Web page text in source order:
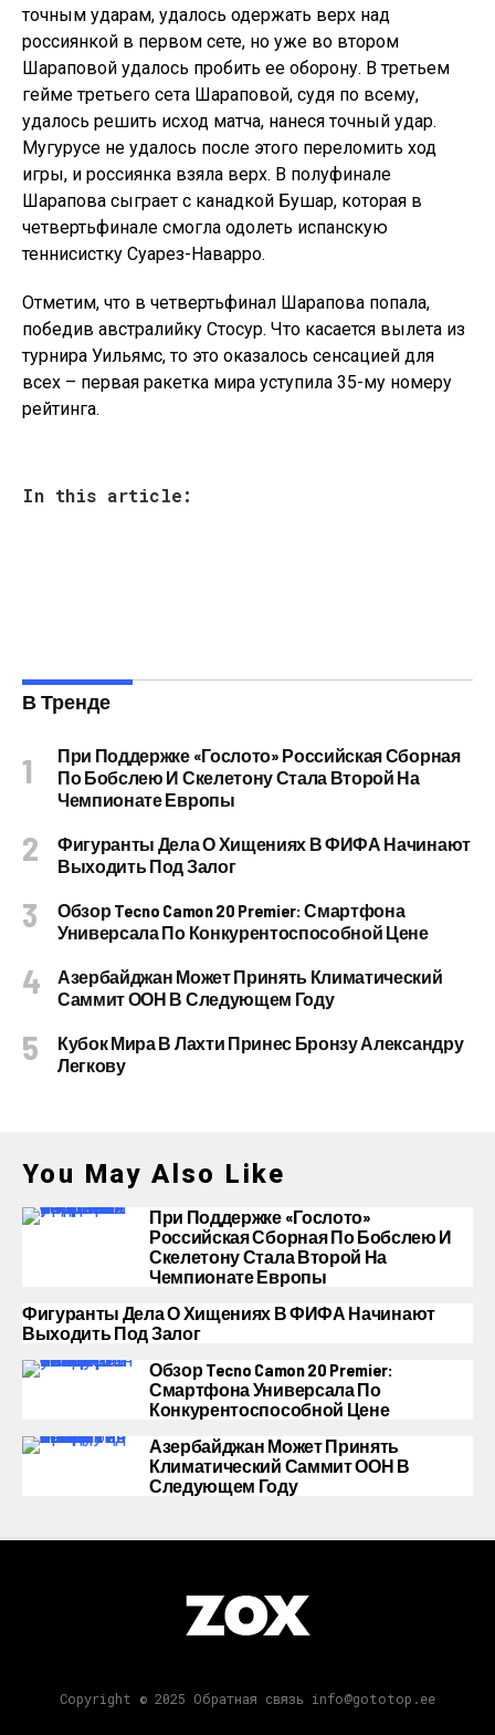
точным ударам, удалось одержать верх над
россиянкой в первом сете, но уже во втором
Шараповой удалось пробить ее оборону. В третьем
гейме третьего сета Шараповой, судя по всему,
удалось решить исход матча, нанеся точный удар.
Мугурусе не удалось после этого переломить ход
игры, и россиянка взяла верх. В полуфинале
Шарапова сыграет с канадкой Бушар, которая в
четвертьфинале смогла одолеть испанскую
теннисистку Суарез-Наварро.
Отметим, что в четвертьфинал Шарапова попала,
победив австралийку Стосур. Что касается вылета из
турнира Уильямс, то это оказалось сенсацией для
всех – первая ракетка мира уступила 35-му номеру
рейтинга.
In this article:
В Тренде
При Поддержке «Гослото» Российская Сборная
По Бобслею И Скелетону Стала Второй На
Чемпионате Европы
Фигуранты Дела О Хищениях В ФИФА Начинают
Выходить Под Залог
Обзор Tecno Camon 20 Premier: Смартфона
Универсала По Конкурентоспособной Цене
Азербайджан Может Принять Климатический
Саммит ООН В Следующем Году
Кубок Мира В Лахти Принес Бронзу Александру
Легкову
You May Also Like
При Поддержке «Гослото»
Российская Сборная По Бобслею И
Скелетону Стала Второй На
Чемпионате Европы
Фигуранты Дела О Хищениях В ФИФА Начинают
Выходить Под Залог
Обзор Tecno Camon 20 Premier:
Смартфона Универсала По
Конкурентоспособной Цене
Азербайджан Может Принять
Климатический Саммит ООН В
Следующем Году
Copyright © 2025 Обратная связь info@gototop.ee